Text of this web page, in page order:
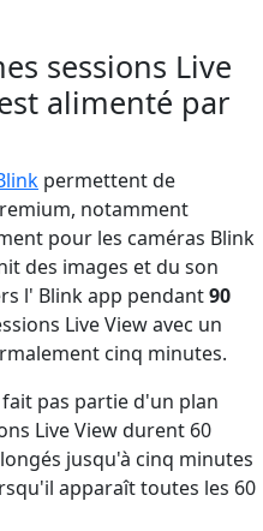
sessions Live
alimenté par
permettent de
notamment
pour les caméras Blink
des images et du son
l' Blink app pendant90
Live View avec un
cinq minutes.
pas partie d'un plan
Live View durent 60
jusqu'à cinq minutes
apparaît toutes les 60